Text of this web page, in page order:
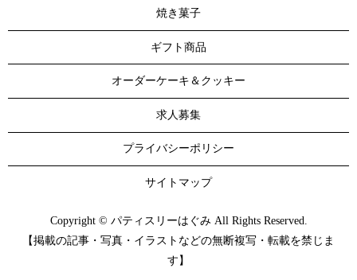
焼き菓子
ギフト商品
オーダーケーキ＆クッキー
求人募集
プライバシーポリシー
サイトマップ
Copyright © パティスリーはぐみ All Rights Reserved.
【掲載の記事・写真・イラストなどの無断複写・転載を禁じま
す】